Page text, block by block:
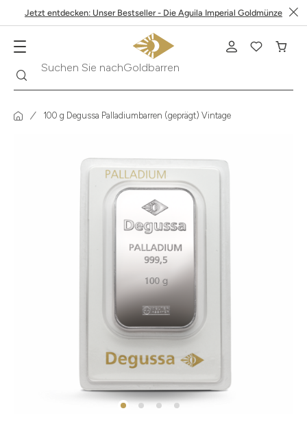
Jetzt entdecken: Unser Bestseller - Die Aguila Imperial Goldmünze
Suchen Sie nach
Goldbarren
100 g Degussa Palladiumbarren (geprägt) Vintage